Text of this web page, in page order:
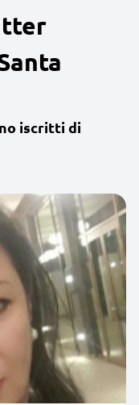
iscritti di